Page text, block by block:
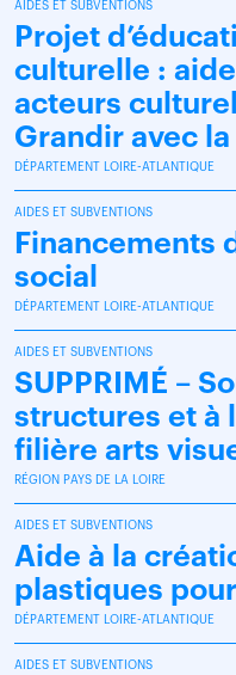
AIDES ET SUBVENTIONS
Projet
culturelle :
acteurs
Grandir avec
DÉPARTEMENT LOIRE-ATLANTIQUE
AIDES ET SUBVENTIONS
Financements
social
DÉPARTEMENT LOIRE-ATLANTIQUE
AIDES ET SUBVENTIONS
SUPPRIMÉ –
structures et à
filière arts
RÉGION PAYS DE LA LOIRE
AIDES ET SUBVENTIONS
Aide à la
plastiques
DÉPARTEMENT LOIRE-ATLANTIQUE
AIDES ET SUBVENTIONS